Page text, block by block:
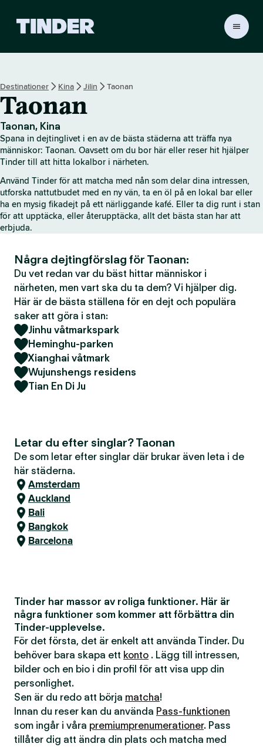
r
a
r
t
i
d
a
Destinationer Kina Jilin Taonan
Taonan
Taonan, Kina
Spana in dejtinglivet i en av de bästa städerna att träffa nya
människor: Taonan. Oavsett om du bor här eller reser hit hjälper
Tinder till att hitta lokalbor i närheten.
Använd Tinder för att matcha med nån som delar dina intressen,
utforska nattutbudet med en ny vän, ta en öl på en lokal bar eller
ha en mysig fikadejt på ett närliggande kafé. Eller ta dig runt i stan
för att upptäcka, eller återupptäcka, allt det bästa stan har att
erbjuda.
Några dejtingförslag för Taonan:
Du vet redan var du bäst hittar människor i
närheten, men vart ska du ta dem? Vi hjälper dig.
Här är de bästa ställena för en dejt och populära
saker att göra i stan:
Jinhu våtmarkspark
Heminghu-parken
Xianghai våtmark
Wujunshengs residens
Tian En Di Ju
Letar du efter singlar? Taonan
De som letar efter singlar där brukar även leta i de
här städerna.
Amsterdam
Auckland
Bali
Bangkok
Barcelona
Tinder har massor av roliga funktioner. Här är
några funktioner som kommer att förbättra din
Tinder-upplevelse.
För det första, det är enkelt att använda Tinder. Du
behöver bara skapa ett konto . Lägg till intressen,
bilder och en bio i din profil för att visa upp din
personlighet.
Sen är du redo att börja matcha!
Innan du reser kan du använda Pass-funktionen
som ingår i våra premiumprenumerationer. Pass
tillåter dig att ändra din plats och matcha med